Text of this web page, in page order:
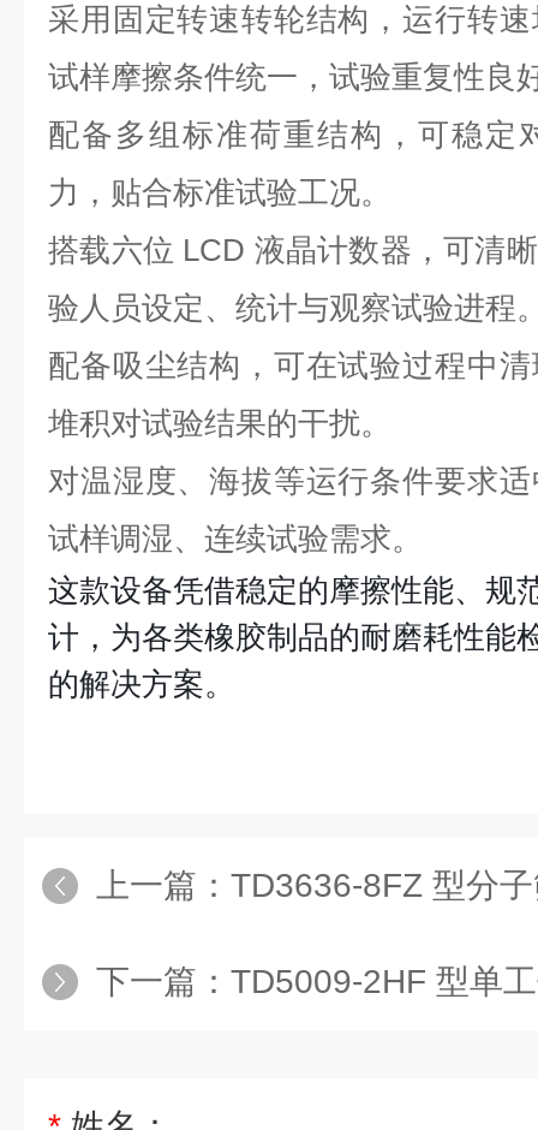
采用固定转速转轮结构，运行转
试样摩擦条件统一，试验重复性良
配备多组标准荷重结构，可稳定
力，贴合标准试验工况。
搭载六位 LCD 液晶计数器，可清
验人员设定、统计与观察试验进程
配备吸尘结构，可在试验过程中
堆积对试验结果的干扰。
对温湿度、海拔等运行条件要求
试样调湿、连续试验需求。
这款设备凭借稳定的摩擦性能、规
计，为各类橡胶制品的耐磨耗性能
的解决方案。
上一篇： TD3636-8FZ 型分
下一篇： TD5009-2HF 型单工位全自